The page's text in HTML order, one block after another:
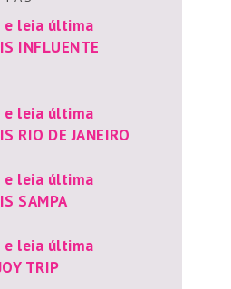
e leia última
INFLUENTE
e leia última
RIO DE JANEIRO
e leia última
SAMPA
e leia última
TRIP